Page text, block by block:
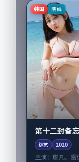
线；取景与声音
凸显韩国城市
适合偏...
韩国 院线
第十二封备
综艺 2020
主演： 廖凡、雷